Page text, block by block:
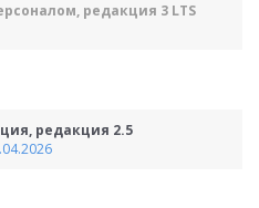
редакция 3 LTS
редакция 2.5